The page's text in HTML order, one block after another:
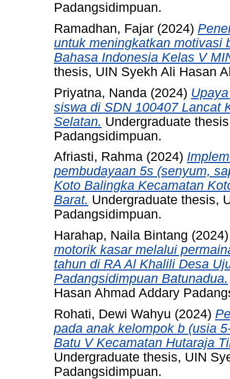
Padangsidimpuan.
Ramadhan, Fajar (2024)
untuk meningkatkan motivasi
Bahasa Indonesia Kelas V
thesis, UIN Syekh Ali Hasan
Priyatna, Nanda (2024)
siswa di SDN 100407 Lancat
Selatan. Undergraduate
Padangsidimpuan.
Afriasti, Rahma (2024)
pembudayaan 5s (senyum,
Koto Balingka Kecamatan
Barat. Undergraduate thesis,
Padangsidimpuan.
Harahap, Naila Bintang
motorik kasar melalui
tahun di RA Al Khalili Desa
Padangsidimpuan Batunadua.
Hasan Ahmad Addary
Rohati, Dewi Wahyu (2024)
pada anak kelompok b (usia
Batu V Kecamatan Hutaraja
Undergraduate thesis, UIN
Padangsidimpuan.